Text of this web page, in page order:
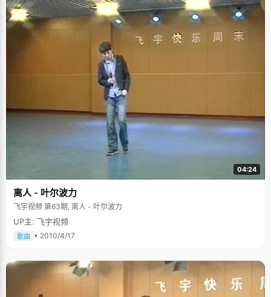
04:24
离人 - 叶尔波力
飞宇视频 第63期, 离人 - 叶尔波力
UP主: 飞宇视频
歌曲 • 2010/4/17